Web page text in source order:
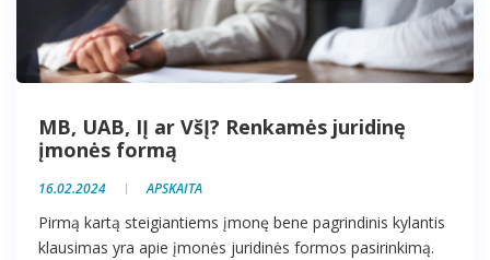
MB, UAB, IĮ ar VšĮ? Renkamės juridinę
įmonės formą
16.02.2024 APSKAITA
Pirmą kartą steigiantiems įmonę bene pagrindinis kylantis
klausimas yra apie įmonės juridinės formos pasirinkimą.